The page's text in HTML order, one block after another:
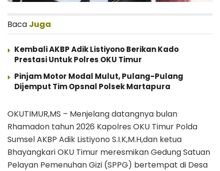
Baca Juga
Kembali AKBP Adik Listiyono Berikan Kado
Prestasi Untuk Polres OKU Timur
Pinjam Motor Modal Mulut, Pulang-Pulang
Dijemput Tim Opsnal Polsek Martapura
OKUTIMUR,MS – Menjelang datangnya bulan
Rhamadon tahun 2026 Kapolres OKU Timur Polda
Sumsel AKBP Adik Listiyono S.I.K,M.H,dan ketua
Bhayangkari OKU Timur meresmikan Gedung Satuan
Pelayan Pemenuhan Gizi (SPPG) bertempat di Desa